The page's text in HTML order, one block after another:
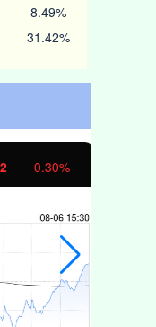
8.49%
31.42%
0.30%